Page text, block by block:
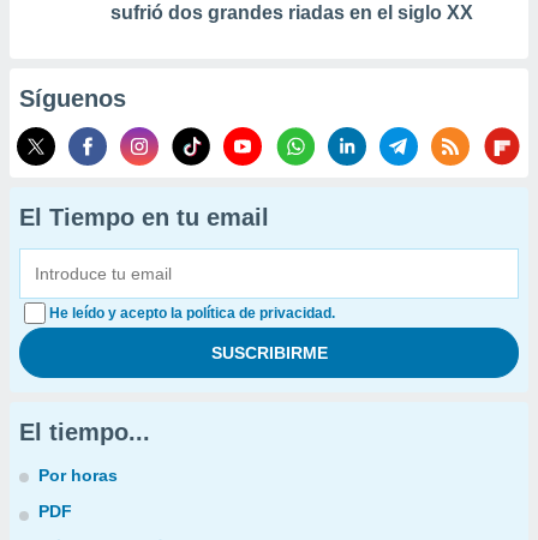
sufrió dos grandes riadas en el siglo XX
Síguenos
El Tiempo en tu email
He leído y acepto la política de privacidad.
El tiempo...
Por horas
PDF